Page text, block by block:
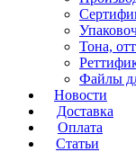
Тона,
Файлы
Новости
Доставка
Оплата
Статьи